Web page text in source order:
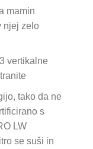
mamin
njej zelo
vertikalne
tako da ne
s
LW
se suši in